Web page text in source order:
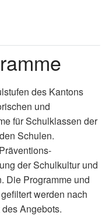
des Kantons
und
für Schulklassen der
Schulen.
der Schulkultur und
Die Programme und
werden nach
Angebots.